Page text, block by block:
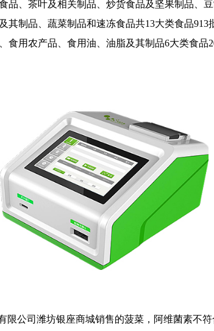
品、茶叶及相关制品、炒货食品及坚果制品、
其制品、蔬菜制品和速冻食品共13大类食品
食用农产品、食用油、油脂及其制品6大类食品
公司潍坊银座商城销售的菠菜，阿维菌素不符